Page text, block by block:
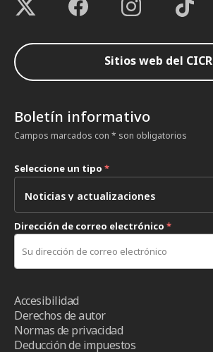
Sitios web del CICR
Boletín informativo
Campos marcados con * son obligatorios
Seleccione un tipo *
Dirección de correo electrónico *
Accesibilidad
Derechos de autor
Normas de privacidad
Deducción de impuestos